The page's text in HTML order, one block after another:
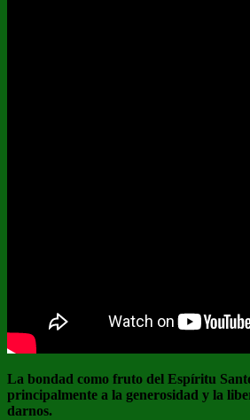
La bondad como fruto del Espíritu
principalmente a la generosidad y la
darnos.